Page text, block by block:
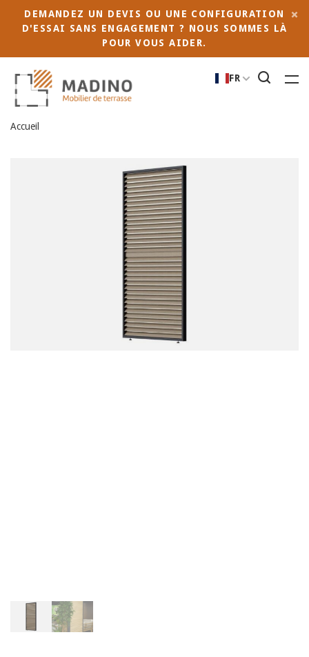
DEMANDEZ UN DEVIS OU UNE CONFIGURATION
D'ESSAI SANS ENGAGEMENT ? NOUS SOMMES LÀ
POUR VOUS AIDER.
FR
Accueil